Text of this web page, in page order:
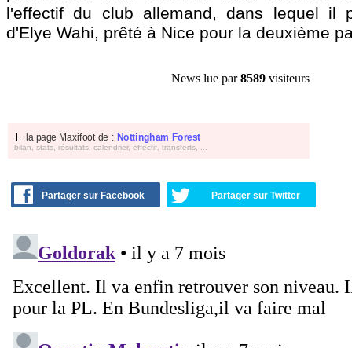
l'effectif du club allemand, dans lequel il
d'Elye Wahi, prêté à Nice pour la deuxième
News lue par8589 visiteurs
la page Maxifoot de : Nottingham Forest
bilan, stats, résultats, calendrier, effectif, transferts, ...
Partager sur Facebook Partager sur Twitter